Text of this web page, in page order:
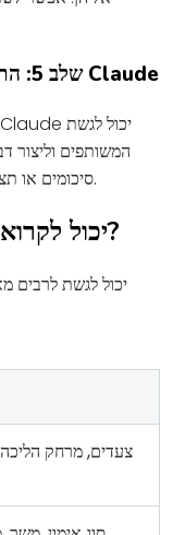
שלב 5: התחל להשתמש בתובנות הבריאות של Claude
סיכומים או תצפיות מותאמות אישית ישירות בתוך השיחה.
אילו נתוני בריאות Claude יכול לקרוא?
צעדים, מרחק